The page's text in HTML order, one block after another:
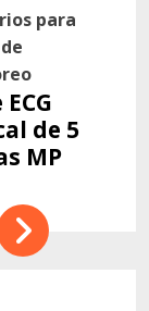
para
de 5
MP